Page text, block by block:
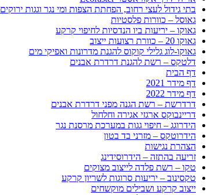
בתי גידול לעצי רחוב, הפחתת הצפות ומי נגר וגגות ירוקים
גאוסל – כוורות פלסטיות
גאוקו – יריעות ביו הנדסיות לחיפוי קרקע
גאוקו 20 – כוורת רצועות ייצוב
גאוקו-לוג גלילי קוקוס להגנת מדרונות ואפיקי מים
דלטקס – רשת להגנת דרדרת אבנים
דף הבית
דף מידר 2021
דף מידר 2022
דרדרשת – רשת הגנה מפני דרדרת אבנים
דריינבוקס ארגזי אגירה וחלחול
הידרוגג – חיפוי גגות במערכת מרסנת נגר
הידרוטקס – מזרני בד בטון
הצהרת נגישות
זריעה בהתזה – הידרוסידינג
טקו – רשת פלדה לייצוב מצוקים
טקסינוב – יריעות סרוגות לשריון קרקע
ייצוב קרקע ושבילים מוקשחים